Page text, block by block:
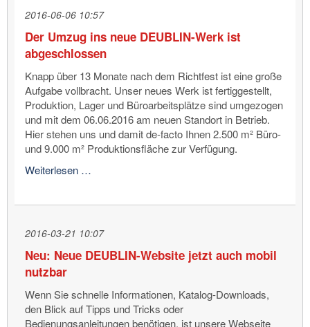
und
BAZ
2016-06-06 10:57
Der Umzug ins neue DEUBLIN-Werk ist
abgeschlossen
Knapp über 13 Monate nach dem Richtfest ist eine große
Aufgabe vollbracht. Unser neues Werk ist fertiggestellt,
Produktion, Lager und Büroarbeitsplätze sind umgezogen
und mit dem 06.06.2016 am neuen Standort in Betrieb.
Hier stehen uns und damit de-facto Ihnen 2.500 m² Büro-
und 9.000 m² Produktionsfläche zur Verfügung.
Weiterlesen …
DEUBLIN-
Werk
ist
2016-03-21 10:07
Neu: Neue DEUBLIN-Website jetzt auch mobil
nutzbar
Wenn Sie schnelle Informationen, Katalog-Downloads,
den Blick auf Tipps und Tricks oder
Bedienungsanleitungen benötigen, ist unsere Webseite